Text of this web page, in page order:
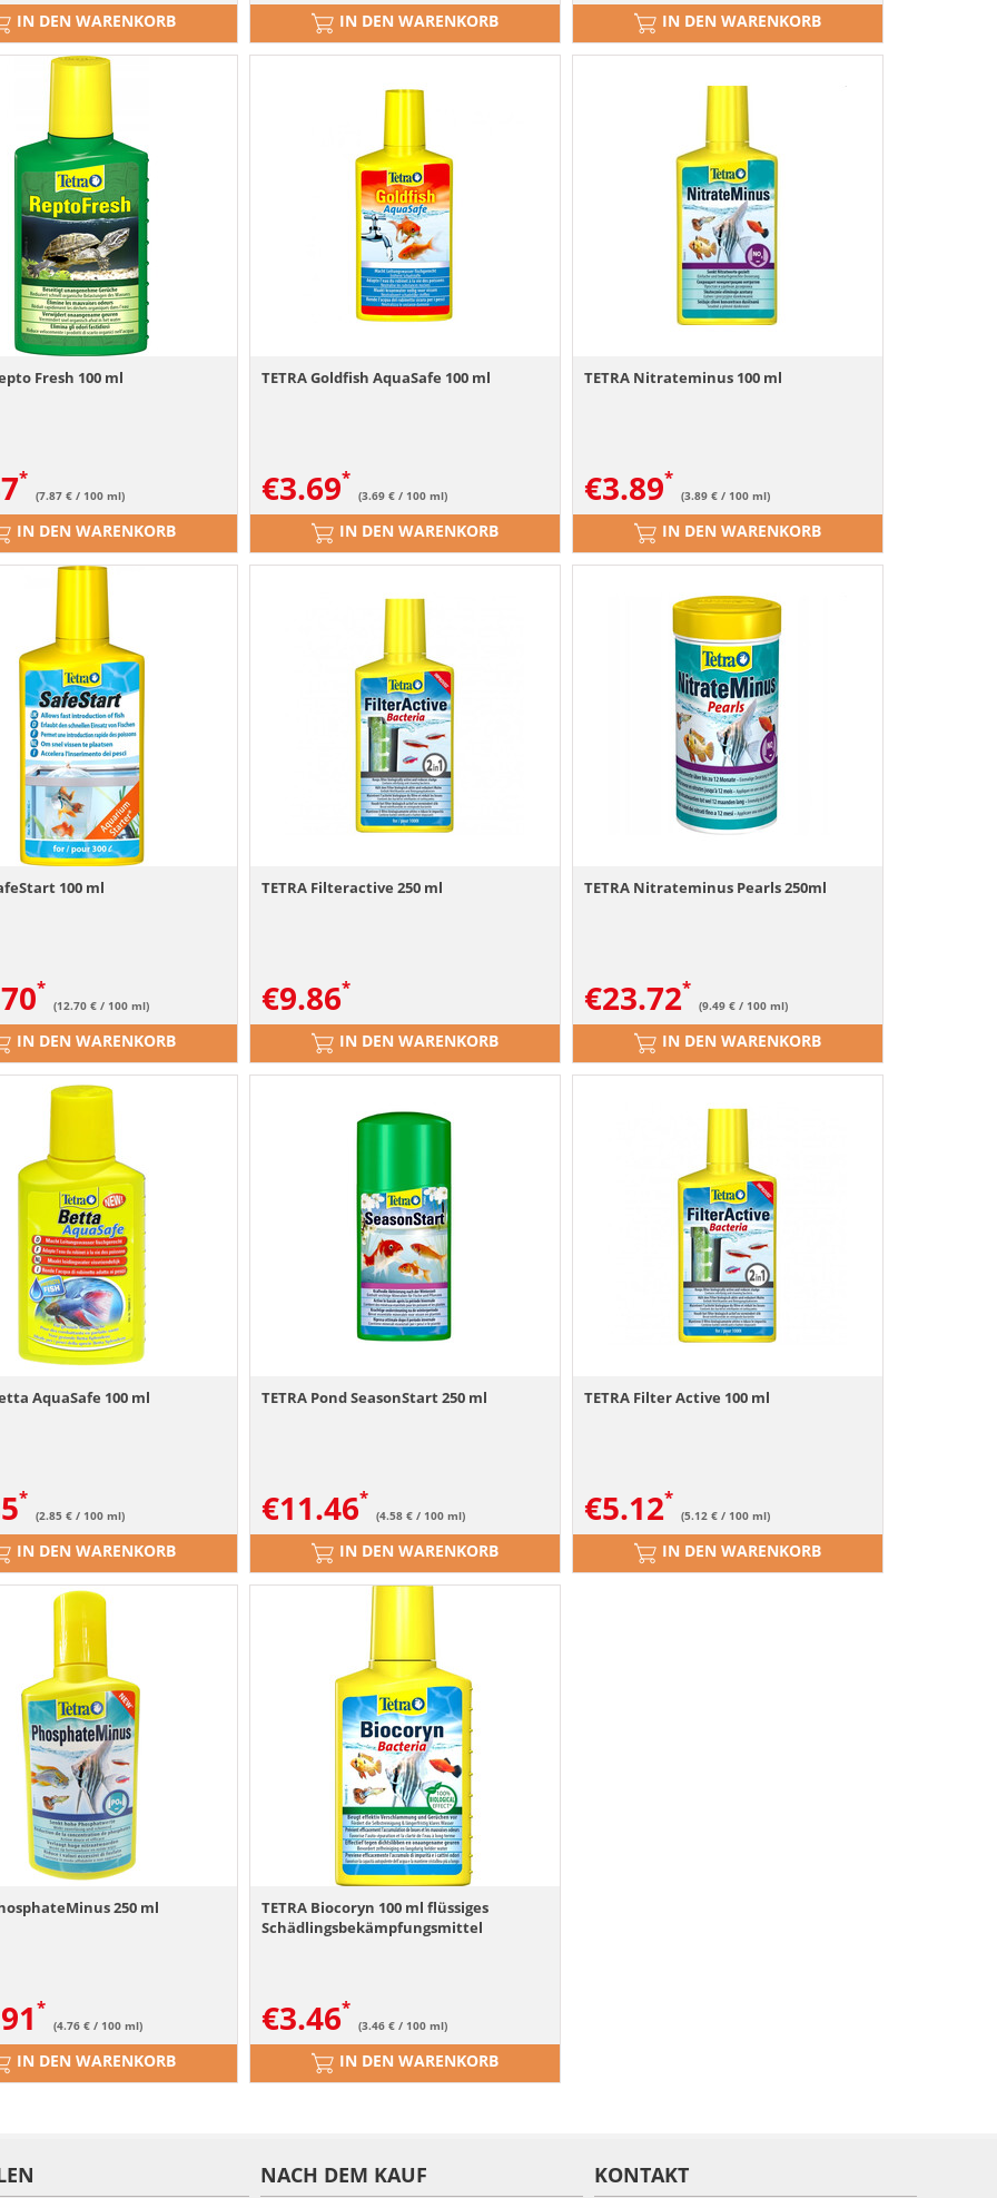
IN DEN WARENKORB IN DEN WARENKORB IN DEN WARENKORB
Fresh 100 ml
(7.87 € / 100 ml)
IN DEN WARENKORB
TETRA Goldfish AquaSafe 100 ml
€3.69 (3.69 € / 100 ml)
IN DEN WARENKORB
TETRA Nitrateminus 100 ml
€3.89 (3.89 € / 100 ml)
IN DEN WARENKORB
100 ml
(12.70 € / 100 ml)
IN DEN WARENKORB
TETRA Filteractive 250 ml
€9.86
IN DEN WARENKORB
TETRA Nitrateminus Pearls 250ml
€23.72 (9.49 € / 100 ml)
IN DEN WARENKORB
AquaSafe 100 ml
(2.85 € / 100 ml)
IN DEN WARENKORB
TETRA Pond SeasonStart 250 ml
€11.46 (4.58 € / 100 ml)
IN DEN WARENKORB
TETRA Filter Active 100 ml
€5.12 (5.12 € / 100 ml)
IN DEN WARENKORB
250 ml
(4.76 € / 100 ml)
IN DEN WARENKORB
TETRA Biocoryn 100 ml flüssiges
Schädlingsbekämpfungsmittel
€3.46 (3.46 € / 100 ml)
IN DEN WARENKORB
NACH DEM KAUF KONTAKT